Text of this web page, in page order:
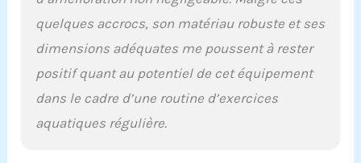
quelques accrocs, son matériau robuste et ses
dimensions adéquates me poussent à rester
positif quant au potentiel de cet équipement
dans le cadre d’une routine d’exercices
aquatiques régulière.